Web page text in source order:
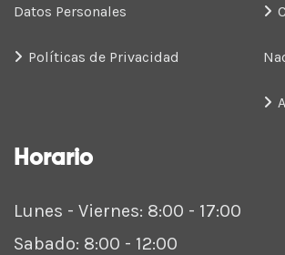
Datos Personales
Políticas de Privacidad
Horario
Lunes - Viernes: 8:00 - 17:00
Sabado: 8:00 - 12:00